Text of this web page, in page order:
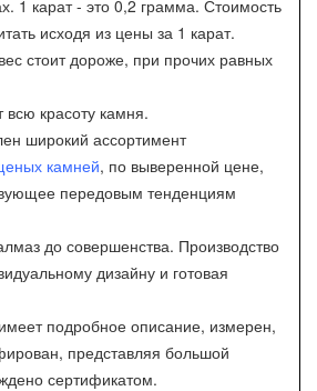
1 карат - это 0,2 грамма. Стоимость
исходя из цены за 1 карат.
стоит дороже, при прочих равных
всю красоту камня.
широкий ассортимент
камней, по выверенной цене,
передовым тенденциям
до совершенства. Производство
дизайну и готовая
подробное описание, измерен,
представляя большой
сертификатом.